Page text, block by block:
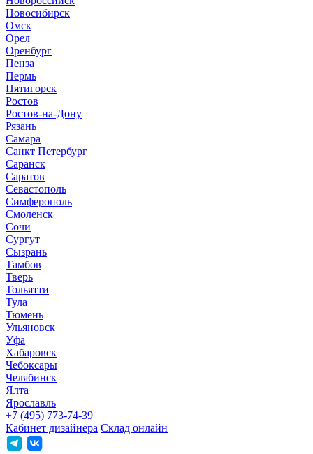
Новосибирск
Омск
Орел
Оренбург
Пенза
Пермь
Пятигорск
Ростов
Ростов-на-Дону
Рязань
Самара
Санкт Петербург
Саранск
Саратов
Севастополь
Симферополь
Смоленск
Сочи
Сургут
Сызрань
Тамбов
Тверь
Тольятти
Тула
Тюмень
Ульяновск
Уфа
Хабаровск
Чебоксары
Челябинск
Ялта
Ярославль
+7 (495) 773-74-39
Кабинет дизайнера Склад онлайн